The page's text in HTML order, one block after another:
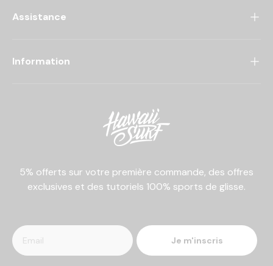
Assistance
Information
5% offerts sur votre première commande, des offres
exclusives et des tutoriels 100% sports de glisse.
Je m'inscris